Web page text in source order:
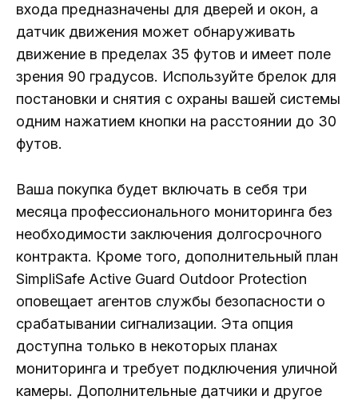
входа предназначены для дверей и окон, а
датчик движения может обнаруживать
движение в пределах 35 футов и имеет поле
зрения 90 градусов. Используйте брелок для
постановки и снятия с охраны вашей системы
одним нажатием кнопки на расстоянии до 30
футов.
Ваша покупка будет включать в себя три
месяца профессионального мониторинга без
необходимости заключения долгосрочного
контракта. Кроме того, дополнительный план
SimpliSafe Active Guard Outdoor Protection
оповещает агентов службы безопасности о
срабатывании сигнализации. Эта опция
доступна только в некоторых планах
мониторинга и требует подключения уличной
камеры. Дополнительные датчики и другое